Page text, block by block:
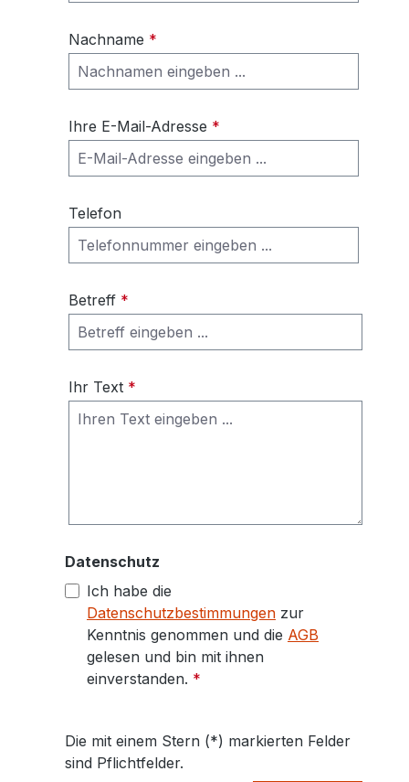
Nachname *
Ihre E-Mail-Adresse *
Telefon
Betreff *
Ihr Text *
Datenschutz
Ich habe die
Datenschutzbestimmungen zur
Kenntnis genommen und die AGB
gelesen und bin mit ihnen
einverstanden. *
Die mit einem Stern (*) markierten Felder
sind Pflichtfelder.